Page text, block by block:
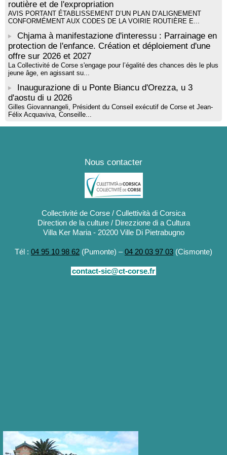
routière et de l'expropriation
AVIS PORTANT ÉTABLISSEMENT D’UN PLAN D’ALIGNEMENT
CONFORMÉMENT AUX CODES DE LA VOIRIE ROUTIÈRE E...
Chjama à manifestazione d'interessu : Parrainage en
protection de l'enfance. Création et déploiement d'une
offre sur 2026 et 2027
La Collectivité de Corse s'engage pour l’égalité des chances dès le plus
jeune âge, en agissant su...
Inaugurazione di u Ponte Biancu d'Orezza, u 3
d'aostu di u 2026
Gilles Giovannangeli, Président du Conseil exécutif de Corse et Jean-
Félix Acquaviva, Conseille...
Nous contacter
Collectivité de Corse / Cullettività di Corsica
Direction de la culture / Direzzione di a Cultura
Villa Ker Maria - 20200 Ville Di Pietrabugno
Tél : 04 95 10 98 62 (Pumonte) –04 20 03 97 03 (Cismonte)
contact-sic@ct-corse.fr